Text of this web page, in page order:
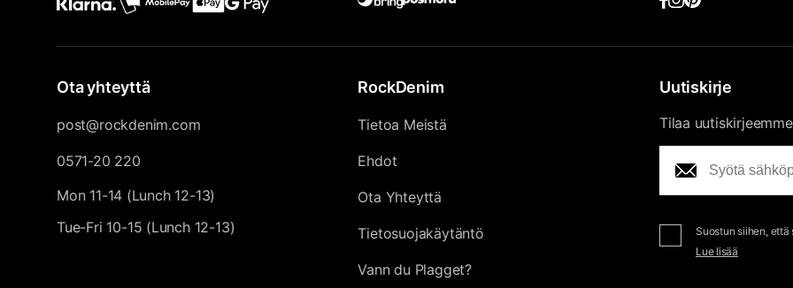
Ota yhteyttä
post@rockdenim.com
0571-20 220
Mon 11-14 (Lunch 12-13)
Tue-Fri 10-15 (Lunch 12-13)
RockDenim
Tietoa Meistä
Ehdot
Ota Yhteyttä
Tietosuojakäytäntö
Vann du Plagget?
Uutiskirje
Tilaa
Suostun siihen,
Lue lisää